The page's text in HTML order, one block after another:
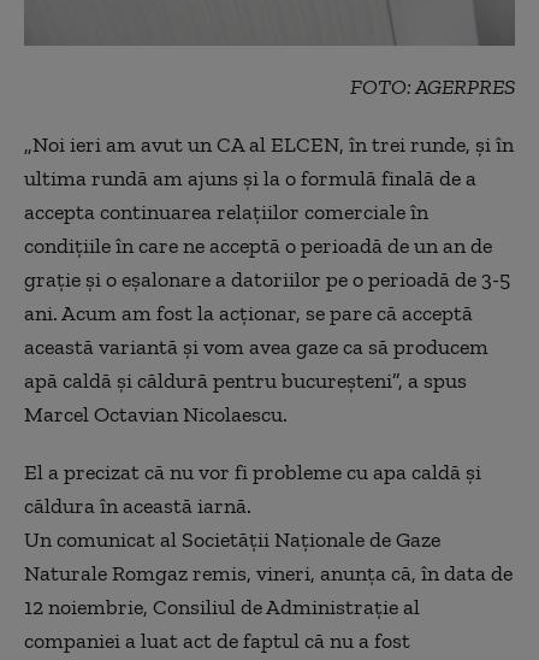
FOTO: AGERPRES
„Noi ieri am avut un CA al ELCEN, în trei runde, și în
ultima rundă am ajuns și la o formulă finală de a
accepta continuarea relațiilor comerciale în
condițiile în care ne acceptă o perioadă de un an de
grație și o eșalonare a datoriilor pe o perioadă de 3-5
ani. Acum am fost la acționar, se pare că acceptă
această variantă și vom avea gaze ca să producem
apă caldă și căldură pentru bucureșteni”, a spus
Marcel Octavian Nicolaescu.
El a precizat că nu vor fi probleme cu apa caldă și
căldura în această iarnă.
Un comunicat al Societății Naționale de Gaze
Naturale Romgaz remis, vineri, anunța că, în data de
12 noiembrie, Consiliul de Administrație al
companiei a luat act de faptul că nu a fost